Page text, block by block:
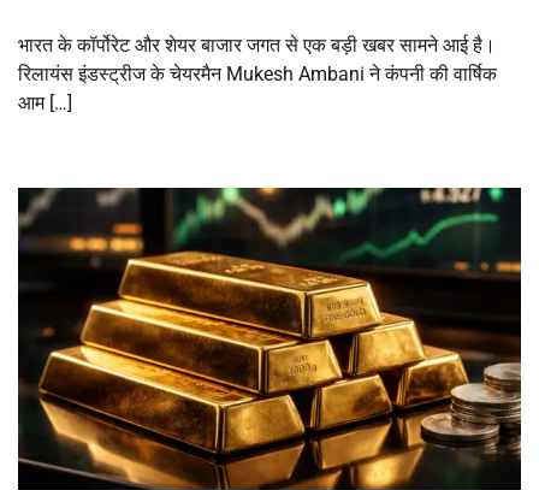
भारत के कॉर्पोरेट और शेयर बाजार जगत से एक बड़ी खबर सामने आई है।
रिलायंस इंडस्ट्रीज के चेयरमैन Mukesh Ambani ने कंपनी की वार्षिक
आम […]